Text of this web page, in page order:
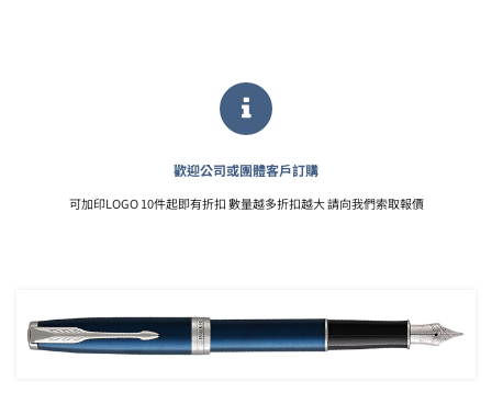
歡迎公司或團體客戶訂購
可加印LOGO 10件起即有折扣 數量越多折扣越大 請向我們索取報價